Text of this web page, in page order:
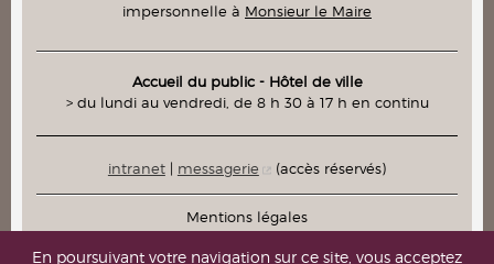
impersonnelle à Monsieur le Maire
Accueil du public - Hôtel de ville
> du lundi au vendredi, de 8 h 30 à 17 h en continu
intranet| messagerie (accès réservés)
Mentions légales
Plan du site
En poursuivant votre navigation sur ce site, vous acceptez